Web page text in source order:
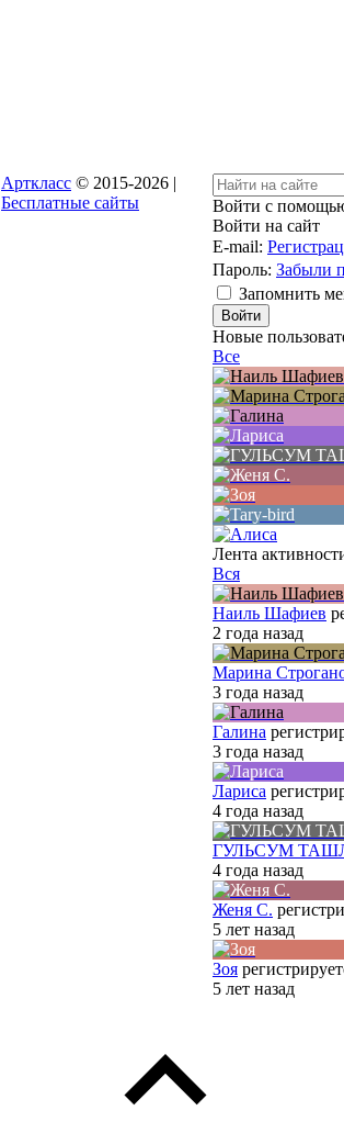
Войти с
Войти на сайт
E-mail:
Пароль: Забыли
Запомнить
Новые
Все
Лента
Вся
Наиль Шафиев
2 года назад
Марина
3 года назад
Галина
3 года назад
Лариса
4 года назад
ГУЛЬСУМ
4 года назад
Женя С.
5 лет назад
Зоя
5 лет назад
Арткласс © 2015-2026 |
Бесплатные сайты